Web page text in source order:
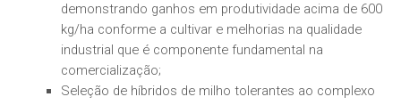
demonstrando ganhos em produtividade acima de 600
kg/ha conforme a cultivar e melhorias na qualidade
industrial que é componente fundamental na
comercialização;
Seleção de híbridos de milho tolerantes ao complexo